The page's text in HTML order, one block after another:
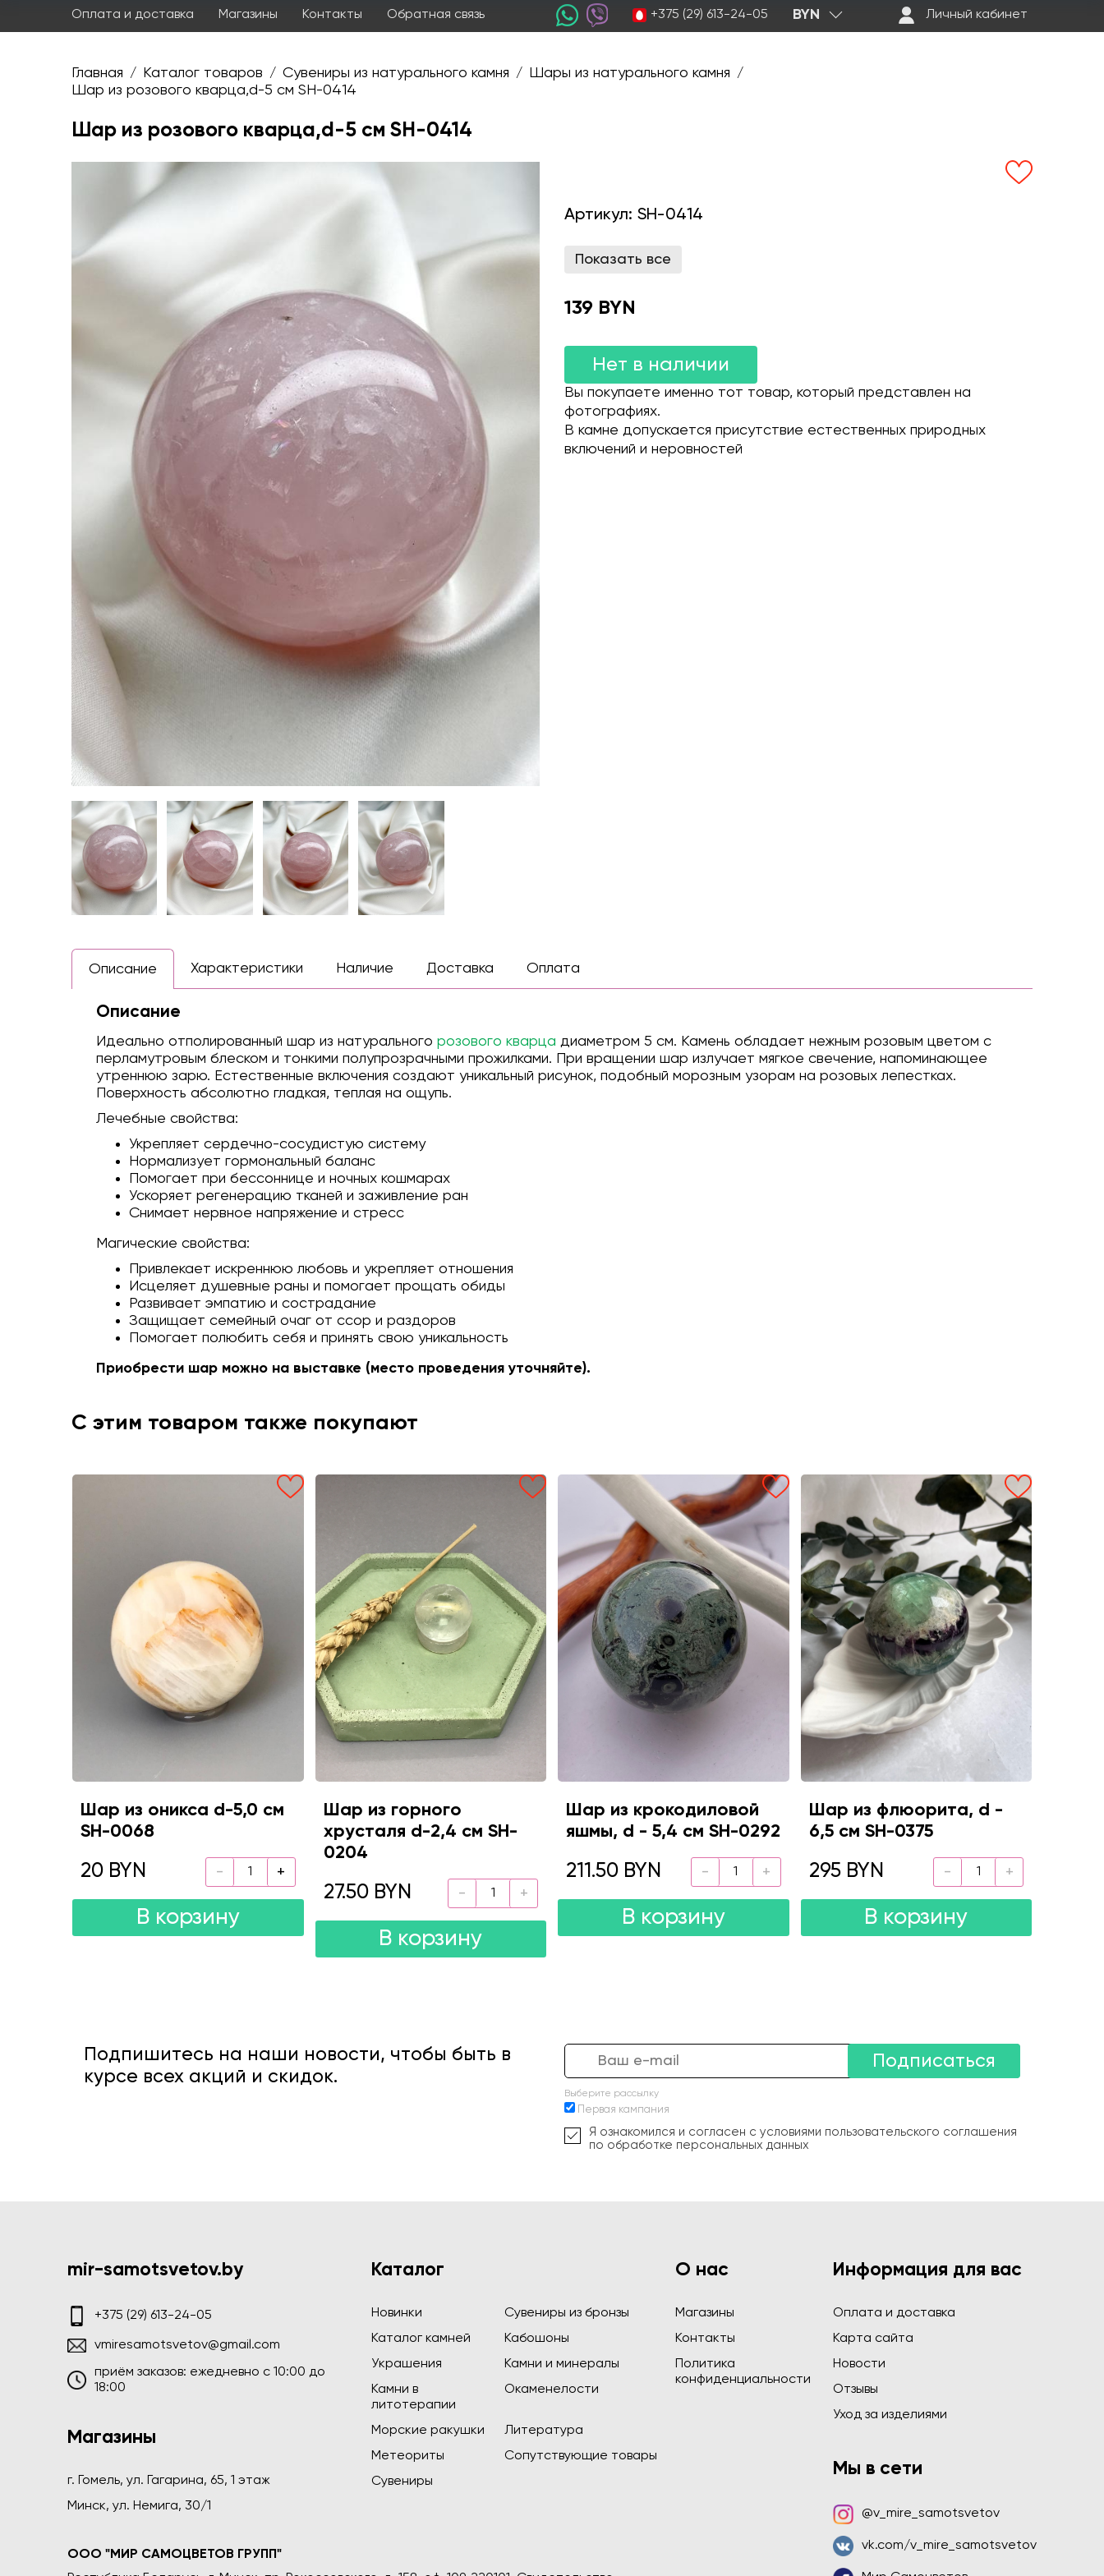
Оплата и доставка Магазины Контакты Обратная связь +375 (29) 613-24-05 BYN Личный кабинет
Главная / Каталог товаров / Сувениры из натурального камня / Шары из натурального камня /
Шар из розового кварца,d-5 см SH-0414
Шар из розового кварца,d-5 см SH-0414
Артикул: SH-0414
Показать все
139 BYN
Нет в наличии
Вы покупаете именно тот товар, который представлен на
фотографиях.
В камне допускается присутствие естественных природных
включений и неровностей
Описание Характеристики Наличие Доставка Оплата
Описание
Идеально отполированный шар из натурального розового кварца диаметром 5 см. Камень обладает нежным розовым цветом с
перламутровым блеском и тонкими полупрозрачными прожилками. При вращении шар излучает мягкое свечение, напоминающее
утреннюю зарю. Естественные включения создают уникальный рисунок, подобный морозным узорам на розовых лепестках.
Поверхность абсолютно гладкая, теплая на ощупь.
Лечебные свойства:
Укрепляет сердечно-сосудистую систему
Нормализует гормональный баланс
Помогает при бессоннице и ночных кошмарах
Ускоряет регенерацию тканей и заживление ран
Снимает нервное напряжение и стресс
Магические свойства:
Привлекает искреннюю любовь и укрепляет отношения
Исцеляет душевные раны и помогает прощать обиды
Развивает эмпатию и сострадание
Защищает семейный очаг от ссор и раздоров
Помогает полюбить себя и принять свою уникальность
Приобрести шар можно на выставке (место проведения уточняйте).
С этим товаром также покупают
Шар из оникса d-5,0 см
SH-0068
20 BYN
В корзину
Шар из горного
хрусталя d-2,4 см SH-
0204
27.50 BYN
В корзину
Шар из крокодиловой
яшмы, d - 5,4 см SH-0292
211.50 BYN
В корзину
Шар из флюорита, d -
6,5 см SH-0375
295 BYN
В корзину
Подпишитесь на наши новости, чтобы быть в
курсе всех акций и скидок.
Подписаться
Выберите рассылку
Первая кампания
Я ознакомился и согласен с условиями пользовательского соглашения
по обработке персональных данных
mir-samotsvetov.by
+375 (29) 613-24-05
vmiresamotsvetov@gmail.com
приём заказов: ежедневно c 10:00 до
18:00
Магазины
г. Гомель, ул. Гагарина, 65, 1 этаж
Минск, ул. Немига, 30/1
Каталог
Новинки
Сувениры из бронзы
Каталог камней
Кабошоны
Украшения
Камни и минералы
Камни в
литотерапии
Окаменелости
Морские ракушки
Литература
Метеориты
Сопутствующие товары
Сувениры
ООО "МИР САМОЦВЕТОВ ГРУПП"
О нас
Магазины
Контакты
Политика
конфиденциальности
Информация для вас
Оплата и доставка
Карта сайта
Новости
Отзывы
Уход за изделиями
Мы в сети
@v_mire_samotsvetov
vk.com/v_mire_samotsvetov